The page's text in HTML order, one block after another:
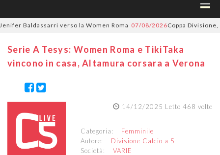
Baldassarri verso la Women Roma 07/08/2026Coppa Divisione, si
Serie A Tesys: Women Roma e TikiTaka
vincono in casa, Altamura corsara a Verona
14/12/2025 Letto 468 volte
Categoria: Femminile
Autore: Divisione Calcio a 5
Società:VARIE